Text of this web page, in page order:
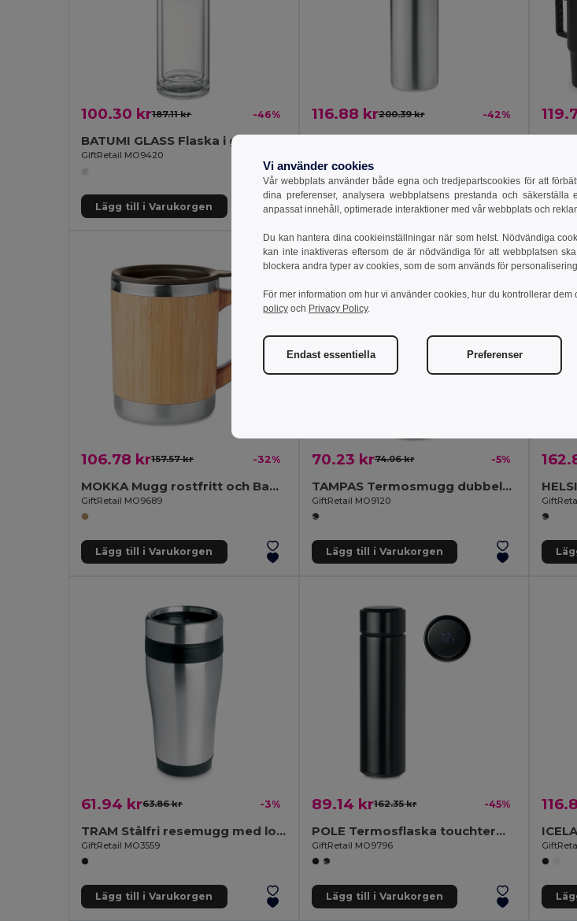
100.30 kr187.11 kr -46%
GiftRetail MO9420
Lägg till i Varukorgen
116.88 kr200.39 kr -42%
+2 Färger
Lägg till i Varukorgen
106.78 kr157.57 kr -32%
MOKKA Mugg rostfritt och Bambu 300ml
GiftRetail MO9689
Lägg till i Varukorgen
70.23 kr74.06 kr -5%
TAMPAS Termosmugg dubbelväggad
GiftRetail MO9120
Lägg till i Varukorgen
61.94 kr63.86 kr -3%
TRAM Stålfri resemugg med lock
GiftRetail MO3559
Lägg till i Varukorgen
89.14 kr162.35 kr -45%
POLE Termosflaska touchtermometer
GiftRetail MO9796
Lägg till i Varukorgen
Vi använder cookies
Vår webbplats använder både egna och tredjepartscookies för att
dina preferenser, analysera webbplatsens prestanda och
anpassat innehåll, optimerade interaktioner med vår webbplats och
Du kan hantera dina cookieinställningar när som helst. Nödvändiga
kan inte inaktiveras eftersom de är nödvändiga för att webbplatsen
blockera andra typer av cookies, som de som används för
För mer information om hur vi använder cookies, hur du kontrollerar
policy och Privacy Policy.
Endast essentiella Preferenser